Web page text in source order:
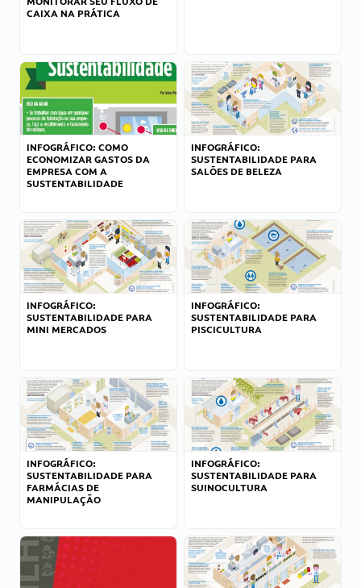
CAIXA NA PRÁTICA
INFOGRÁFICO: COMO
ECONOMIZAR GASTOS DA
EMPRESA COM A
SUSTENTABILIDADE
INFOGRÁFICO:
SUSTENTABILIDADE PARA
SALÕES DE BELEZA
INFOGRÁFICO:
SUSTENTABILIDADE PARA
MINI MERCADOS
INFOGRÁFICO:
SUSTENTABILIDADE PARA
PISCICULTURA
INFOGRÁFICO:
SUSTENTABILIDADE PARA
FARMÁCIAS DE
MANIPULAÇÃO
INFOGRÁFICO:
SUSTENTABILIDADE PARA
SUINOCULTURA